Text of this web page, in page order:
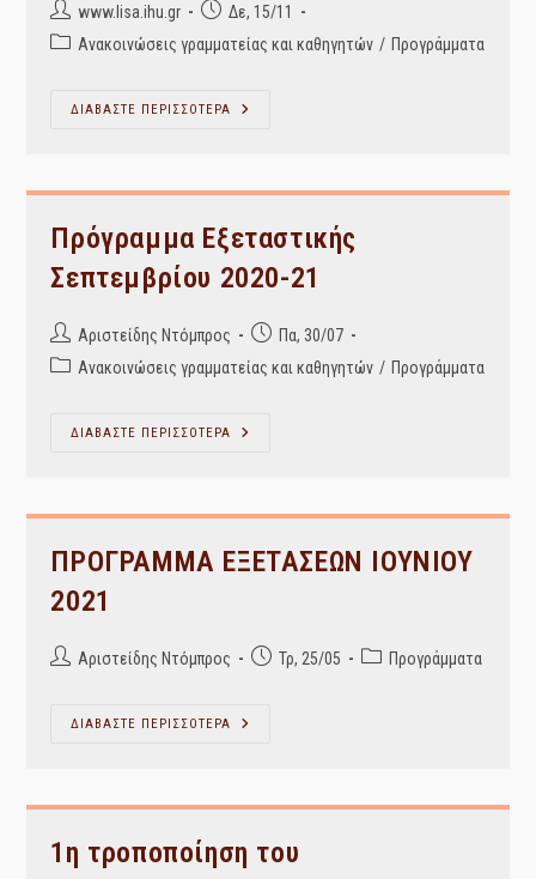
Post
author:
www.lisa.ihu.gr
Post
published:
Δε, 15/11
PostΑνακοινώσεις γραμματείας και καθηγητών / Προγράμματα
ΔΙΑΒΑΣΤΕ ΠΕΡΙΣΣΟΤΕΡΑ
Ωρολόγιο
2021-
Πρόγραμμα Εξεταστικής
Σεπτεμβρίου 2020-21
Post
author:
Αριστείδης Ντόμπρος
Post
published:
Πα, 30/07
PostΑνακοινώσεις γραμματείας και καθηγητών / Προγράμματα
ΔΙΑΒΑΣΤΕ ΠΕΡΙΣΣΟΤΕΡΑ
Πρόγραμμα
ΠΡΟΓΡΑΜΜΑ ΕΞΕΤΑΣΕΩΝ ΙΟΥΝΙΟΥ
2021
PostΑριστείδης Ντόμπρος
PostΤρ, 25/05
PostΠρογράμματα
ΔΙΑΒΑΣΤΕ ΠΕΡΙΣΣΟΤΕΡΑ
ΠΡΟΓΡΑΜΜΑ
1η τροποποίηση του